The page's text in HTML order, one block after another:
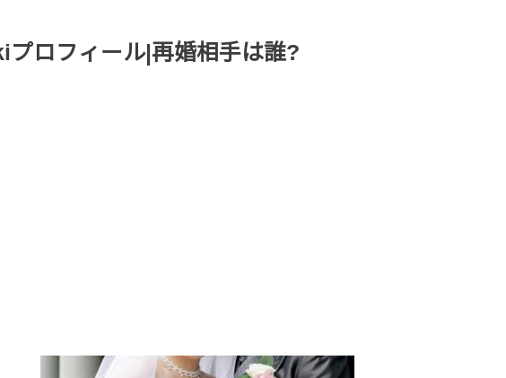
プロフィール|再婚相手は誰?